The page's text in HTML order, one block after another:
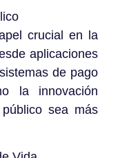
crucial en la
aplicaciones
de pago
la innovación
sea más